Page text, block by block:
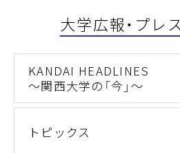
大学広報・プレ
KANDAI HEADLINES
～関西大学の「今」～
トピックス